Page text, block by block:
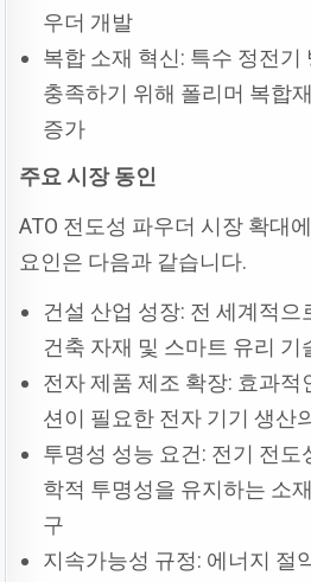
우더 개발
복합 소재 혁신: 특수 정전기
충족하기 위해 폴리머 복합
증가
주요시장동인
ATO 전도성 파우더 시장 확대
요인은 다음과 같습니다.
건설 산업 성장: 전 세계적으
건축 자재 및 스마트 유리
전자 제품 제조 확장: 효과적
션이 필요한 전자 기기 생산
투명성 성능 요건: 전기 전
학적 투명성을 유지하는 소
구
지속가능성 규정: 에너지 절